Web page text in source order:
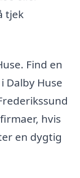
tjek
Find en
Dalby Huse
hvis
en dygtig